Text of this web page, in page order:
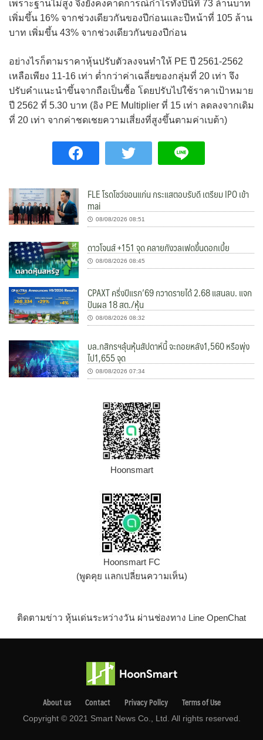
เพราะฐานไม่สูง จึงยังคงคาดการณ์กำไรทั้งปีนี้ที่ 73 ล้านบาท
เพิ่มขึ้น 16% จากช่วงเดียวกันของปีก่อนและปีหน้าที่ 105 ล้าน
บาท เพิ่มขึ้น 43% จากช่วงเดียวกันของปีก่อน
อย่างไรก็ตามราคาหุ้นปรับตัวลงจนทำให้ PE ปี 2561-2562
เหลือเพียง 11-16 เท่า ต่ำกว่าค่าเฉลี่ยของกลุ่มที่ 20 เท่า จึง
ปรับคำแนะนำขึ้นจากถือเป็นซื้อ โดยปรับไปใช้ราคาเป้าหมาย
ปี 2562 ที่ 5.30 บาท (อิง PE Multiplier ที่ 15 เท่า ลดลงจากเดิม
ที่ 20 เท่า จากค่าชดเชยความเสี่ยงที่สูงขึ้นตามค่าเบต้า)
FLE โรดโชว์ขอนแก่น กระแสตอบรับดี เตรียม IPO เข้า
mai
08/08/2026 08:51
ดาวโจนส์ +151 จุด คลายกังวลเฟดขึ้นดอกเบี้ย
08/08/2026 08:45
CPAXT ครึ่งปีแรก’69 กวาดรายได้ 2.68 แสนลบ. แจก
ปันผล 18 สต./หุ้น
08/08/2026 08:32
บล.กสิกรฯลุ้นหุ้นสัปดาห์นี้ จะถอยหลัง1,560 หรือพุ่ง
ไป1,655 จุด
08/08/2026 07:34
Hoonsmart
Hoonsmart FC
(พูดคุย แลกเปลี่ยนความเห็น)
ติดตามข่าว หุ้นเด่นระหว่างวัน ผ่านช่องทาง Line OpenChat
About us Contact Privacy Pollcy Terms of Use
Copyright © 2021 Smart News Co., Ltd. All rights reserved.